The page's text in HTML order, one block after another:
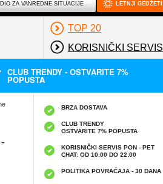
ZA VANREDNE SITUACIJE LETNJI GEDŽETI
TOP 20
KORISNIČKI SERVIS
CLUB TRENDY - OSTVARITE 7%
POPUSTA
BRZA DOSTAVA
CLUB TRENDY
OSTVARITE 7% POPUSTA
KORISNIČKI SERVIS PON - PET
CHAT: OD 10:00 DO 22:00
POLITIKA POVRAĆAJA - 30 DANA